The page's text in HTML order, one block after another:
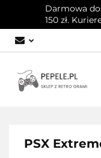
Darmowa
150 zł.
PSX